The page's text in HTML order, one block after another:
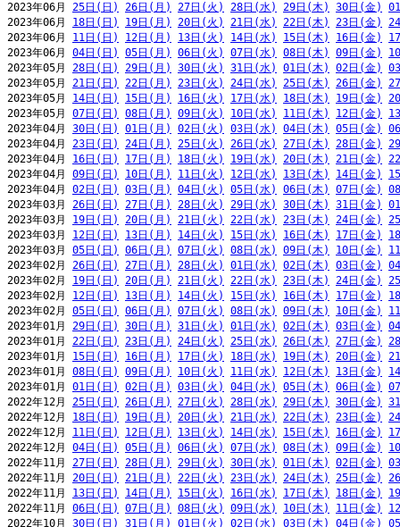
2023年06月 25日(日) 26日(月) 27日(火) 28日(水) 29日(木) 30日(金)
2023年06月 18日(日) 19日(月) 20日(火) 21日(水) 22日(木) 23日(金)
2023年06月 11日(日) 12日(月) 13日(火) 14日(水) 15日(木) 16日(金)
2023年06月 04日(日) 05日(月) 06日(火) 07日(水) 08日(木) 09日(金)
2023年05月 28日(日) 29日(月) 30日(火) 31日(水) 01日(木) 02日(金)
2023年05月 21日(日) 22日(月) 23日(火) 24日(水) 25日(木) 26日(金)
2023年05月 14日(日) 15日(月) 16日(火) 17日(水) 18日(木) 19日(金)
2023年05月 07日(日) 08日(月) 09日(火) 10日(水) 11日(木) 12日(金)
2023年04月 30日(日) 01日(月) 02日(火) 03日(水) 04日(木) 05日(金)
2023年04月 23日(日) 24日(月) 25日(火) 26日(水) 27日(木) 28日(金)
2023年04月 16日(日) 17日(月) 18日(火) 19日(水) 20日(木) 21日(金)
2023年04月 09日(日) 10日(月) 11日(火) 12日(水) 13日(木) 14日(金)
2023年04月 02日(日) 03日(月) 04日(火) 05日(水) 06日(木) 07日(金)
2023年03月 26日(日) 27日(月) 28日(火) 29日(水) 30日(木) 31日(金)
2023年03月 19日(日) 20日(月) 21日(火) 22日(水) 23日(木) 24日(金)
2023年03月 12日(日) 13日(月) 14日(火) 15日(水) 16日(木) 17日(金)
2023年03月 05日(日) 06日(月) 07日(火) 08日(水) 09日(木) 10日(金)
2023年02月 26日(日) 27日(月) 28日(火) 01日(水) 02日(木) 03日(金)
2023年02月 19日(日) 20日(月) 21日(火) 22日(水) 23日(木) 24日(金)
2023年02月 12日(日) 13日(月) 14日(火) 15日(水) 16日(木) 17日(金)
2023年02月 05日(日) 06日(月) 07日(火) 08日(水) 09日(木) 10日(金)
2023年01月 29日(日) 30日(月) 31日(火) 01日(水) 02日(木) 03日(金)
2023年01月 22日(日) 23日(月) 24日(火) 25日(水) 26日(木) 27日(金)
2023年01月 15日(日) 16日(月) 17日(火) 18日(水) 19日(木) 20日(金)
2023年01月 08日(日) 09日(月) 10日(火) 11日(水) 12日(木) 13日(金)
2023年01月 01日(日) 02日(月) 03日(火) 04日(水) 05日(木) 06日(金)
2022年12月 25日(日) 26日(月) 27日(火) 28日(水) 29日(木) 30日(金)
2022年12月 18日(日) 19日(月) 20日(火) 21日(水) 22日(木) 23日(金)
2022年12月 11日(日) 12日(月) 13日(火) 14日(水) 15日(木) 16日(金)
2022年12月 04日(日) 05日(月) 06日(火) 07日(水) 08日(木) 09日(金)
2022年11月 27日(日) 28日(月) 29日(火) 30日(水) 01日(木) 02日(金)
2022年11月 20日(日) 21日(月) 22日(火) 23日(水) 24日(木) 25日(金)
2022年11月 13日(日) 14日(月) 15日(火) 16日(水) 17日(木) 18日(金)
2022年11月 06日(日) 07日(月) 08日(火) 09日(水) 10日(木) 11日(金)
2022年10月 30日(日) 31日(月) 01日(火) 02日(水) 03日(木) 04日(金)